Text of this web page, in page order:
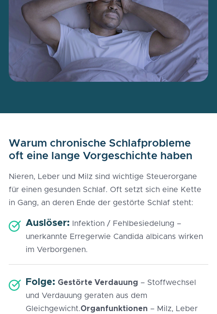
Warum chronische Schlafprobleme
oft eine lange Vorgeschichte haben
Nieren, Leber und Milz sind wichtige Steuerorgane
für einen gesunden Schlaf. Oft setzt sich eine Kette
in Gang, an deren Ende der gestörte Schlaf steht:
Auslöser:
Infektion / Fehlbesiedelung –
unerkannte Erregerwie Candida albicans wirken
im Verborgenen.
Folge: Gestörte Verdauung – Stoffwechsel
und Verdauung geraten aus dem
Gleichgewicht.Organfunktionen – Milz, Leber